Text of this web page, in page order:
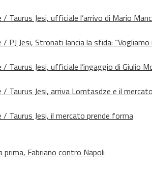
Taurus Jesi, ufficiale l’arrivo di Mario
PJ Jesi, Stronati lancia la sfida:
Taurus Jesi, ufficiale l’ingaggio di Giulio
Taurus Jesi, arriva Lomtasdze e il
Taurus Jesi, il mercato prende forma
Fabriano contro Napoli